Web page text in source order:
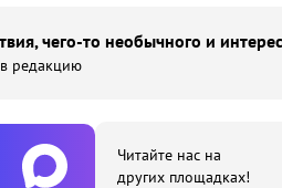
чего-то необычного и
редакцию
Читайте нас на
других площадках!